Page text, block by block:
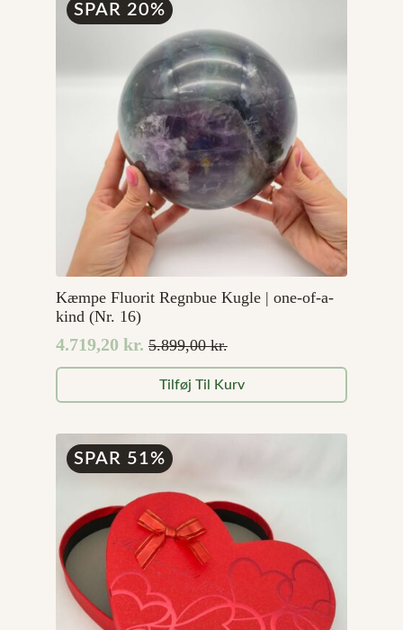
SPAR 20%
Kæmpe Fluorit Regnbue Kugle | one-of-a-
kind (Nr. 16)
5.899,00kr.
Den
oprindelige
pris
5.899,00 kr..
4.719,20 kr.
Den
aktuelle
pris
4.719,20 kr..
Tilføj Til Kurv
SPAR 51%